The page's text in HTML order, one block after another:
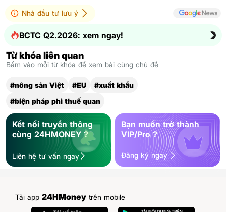
Nhà đầu tư lưu ý
BCTC Q2.2026: xem ngay!
Từ khóa liên quan
Bấm vào mỗi từ khóa để xem bài cùng chủ đề
#nông sản Việt #EU
#xuất khẩu
#biện pháp phi thuế quan
Kết nối truyền thông
cùng 24HMONEY ?
Liên hệ tư vấn ngay
Bạn muốn trở thành
VIP/Pro ?
Đăng ký ngay
Tải app 24HMoney trên mobile